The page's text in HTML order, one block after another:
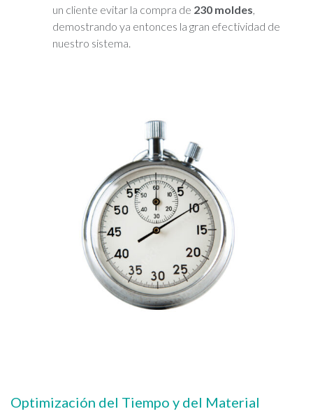
un cliente evitar la compra de 230 moldes,
demostrando ya entonces la gran efectividad de
nuestro sistema.
Optimización del Tiempo y del Material